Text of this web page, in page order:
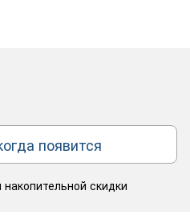
появится
скидки